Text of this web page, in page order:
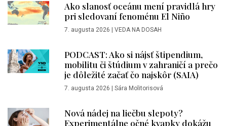
Ako slanosť oceánu mení pravidlá hry
pri sledovaní fenoménu El Niño
7. augusta 2026 VEDA NA DOSAH
PODCAST: Ako si nájsť štipendium,
mobilitu či štúdium v zahraničí a prečo
je dôležité začať čo najskôr (SAIA)
7. augusta 2026 Sára Molitorisová
Nová nádej na liečbu slepoty?
Experimentálne očné kvapky dokážu